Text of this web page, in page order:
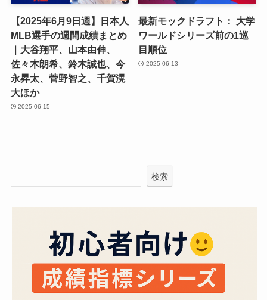
【2025年6月9日週】日本人
MLB選手の週間成績まとめ
｜大谷翔平、山本由伸、
佐々木朗希、鈴木誠也、今
永昇太、菅野智之、千賀滉
大ほか
2025-06-15
最新モックドラフト： 大学
ワールドシリーズ前の1巡
目順位
2025-06-13
検索